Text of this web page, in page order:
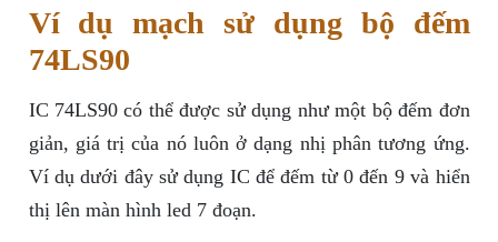
Ví dụ mạch sử dụng bộ đếm
74LS90
IC 74LS90 có thể được sử dụng như một bộ đếm đơn
giản, giá trị của nó luôn ở dạng nhị phân tương ứng.
Ví dụ dưới đây sử dụng IC để đếm từ 0 đến 9 và hiển
thị lên màn hình led 7 đoạn.